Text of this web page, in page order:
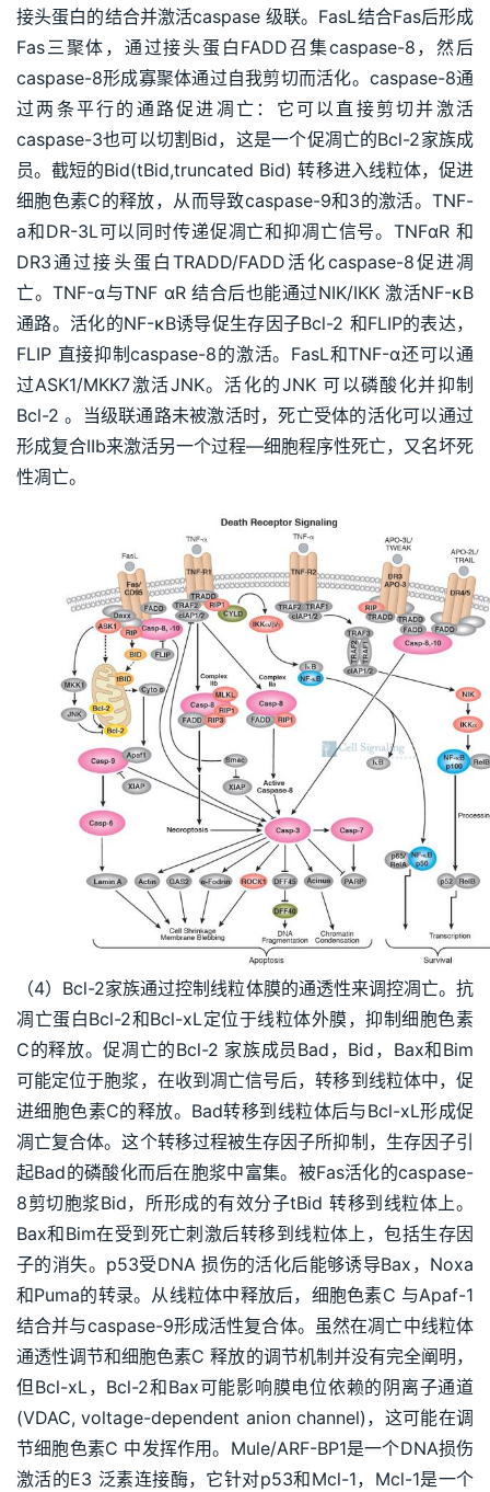
接头蛋白的结合并激活caspase 级联。FasL结合Fas后形成
Fas三聚体，通过接头蛋白FADD召集caspase-8，然后
caspase-8形成寡聚体通过自我剪切而活化。caspase-8通
过两条平行的通路促进凋亡：它可以直接剪切并激活
caspase-3也可以切割Bid，这是一个促凋亡的Bcl-2家族成
员。截短的Bid(tBid,truncated Bid) 转移进入线粒体，促进
细胞色素C的释放，从而导致caspase-9和3的激活。TNF-
a和DR-3L可以同时传递促凋亡和抑凋亡信号。TNFαR 和
DR3通过接头蛋白TRADD/FADD活化caspase-8促进凋
亡。TNF-α与TNF αR 结合后也能通过NIK/IKK 激活NF-κB
通路。活化的NF-κB诱导促生存因子Bcl-2 和FLIP的表达，
FLIP 直接抑制caspase-8的激活。FasL和TNF-α还可以通
过ASK1/MKK7激活JNK。活化的JNK 可以磷酸化并抑制
Bcl-2 。当级联通路未被激活时，死亡受体的活化可以通过
形成复合IIb来激活另一个过程—细胞程序性死亡，又名坏死
性凋亡。
（4）Bcl-2家族通过控制线粒体膜的通透性来调控凋亡。抗
凋亡蛋白Bcl-2和Bcl-xL定位于线粒体外膜，抑制细胞色素
C的释放。促凋亡的Bcl-2 家族成员Bad，Bid，Bax和Bim
可能定位于胞浆，在收到凋亡信号后，转移到线粒体中，促
进细胞色素C的释放。Bad转移到线粒体后与Bcl-xL形成促
凋亡复合体。这个转移过程被生存因子所抑制，生存因子引
起Bad的磷酸化而后在胞浆中富集。被Fas活化的caspase-
8剪切胞浆Bid，所形成的有效分子tBid 转移到线粒体上。
Bax和Bim在受到死亡刺激后转移到线粒体上，包括生存因
子的消失。p53受DNA 损伤的活化后能够诱导Bax，Noxa
和Puma的转录。从线粒体中释放后，细胞色素C 与Apaf-1
结合并与caspase-9形成活性复合体。虽然在凋亡中线粒体
通透性调节和细胞色素C 释放的调节机制并没有完全阐明，
但Bcl-xL，Bcl-2和Bax可能影响膜电位依赖的阴离子通道
(VDAC, voltage-dependent anion channel)，这可能在调
节细胞色素C 中发挥作用。Mule/ARF-BP1是一个DNA损伤
激活的E3 泛素连接酶，它针对p53和Mcl-1，Mcl-1是一个